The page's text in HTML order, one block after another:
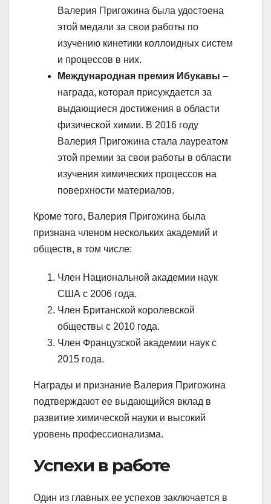
Валерия Пригожина была удостоена
этой медали за свои работы по
изучению кинетики коллоидных систем
и процессов в них.
Международная премия Ибукавы –
награда, которая присуждается за
выдающиеся достижения в области
физической химии. В 2016 году
Валерия Пригожина стала лауреатом
этой премии за свои работы в области
изучения химических процессов на
поверхности материалов.
Кроме того, Валерия Пригожина была
признана членом нескольких академий и
обществ, в том числе:
Член Национальной академии наук
США с 2006 года.
Член Британской королевской
обществы с 2010 года.
Член Французской академии наук с
2015 года.
Награды и признание Валерия Пригожина
подтверждают ее выдающийся вклад в
развитие химической науки и высокий
уровень профессионализма.
Успехи в работе
Один из главных ее успехов заключается в